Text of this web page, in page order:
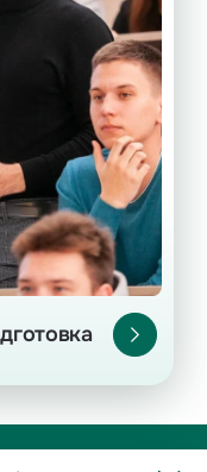
стипендия.
партнеров.
в сентябре.
Подробнее